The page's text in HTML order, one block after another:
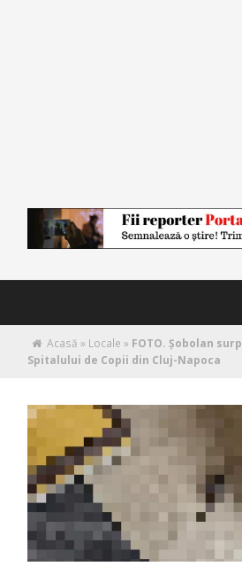
Acasă » Locale » FOTO. Șobolan
Spitalului de Copii din Cluj-Napoca